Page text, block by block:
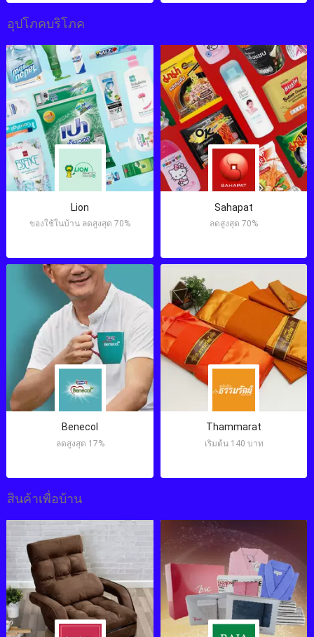
อุปโภคบริโภค
Lion
ของใช้ในบ้าน ลดสูงสุด 70%
Sahapat
ลดสูงสุด 70%
Benecol
ลดสูงสุด 17%
Thammarat
เริ่มต้น 140 บาท
สินค้าเพื่อบ้าน